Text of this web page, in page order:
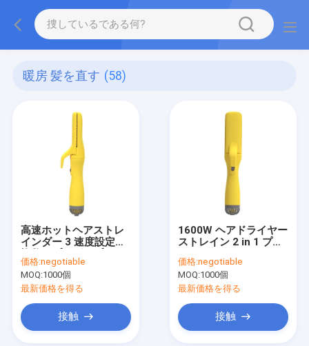
暖房 髪を直す (58)
高速ホットヘアストレ
インダー 3 速度設定と
ン
価格:negotiable
MOQ:1000個
最新価格を得る
接触
1600W ヘアドライヤー
ストレイン 2 in 1 プロ
ツール 強力な吹風機ス
トレイン
価格:negotiable
MOQ:1000個
最新価格を得る
接触